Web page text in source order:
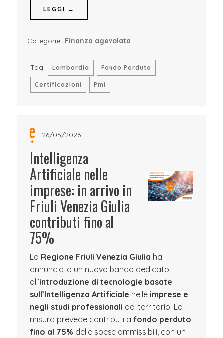
LEGGI →
Categorie: Finanza agevolata
Tag: Lombardia Fondo Perduto
Certificazioni Pmi
26/05/2026
Intelligenza
Artificiale nelle
imprese: in arrivo in
Friuli Venezia Giulia
contributi fino al
75%
La Regione Friuli Venezia Giulia ha
annunciato un nuovo bando dedicato
all’introduzione di tecnologie basate
sull’Intelligenza Artificiale nelle imprese e
negli studi professionali del territorio. La
misura prevede contributi a fondo perduto
fino al 75% delle spese ammissibili, con un